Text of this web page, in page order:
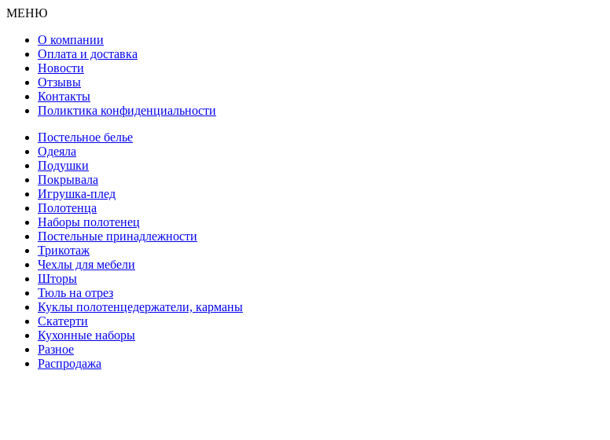
МЕНЮ
О компании
Оплата и доставка
Новости
Отзывы
Контакты
Поликтика конфиденциальности
Постельное белье
Одеяла
Подушки
Покрывала
Игрушка-плед
Полотенца
Наборы полотенец
Постельные принадлежности
Трикотаж
Чехлы для мебели
Шторы
Тюль на отрез
Куклы полотенцедержатели, карманы
Скатерти
Кухонные наборы
Разное
Распродажа